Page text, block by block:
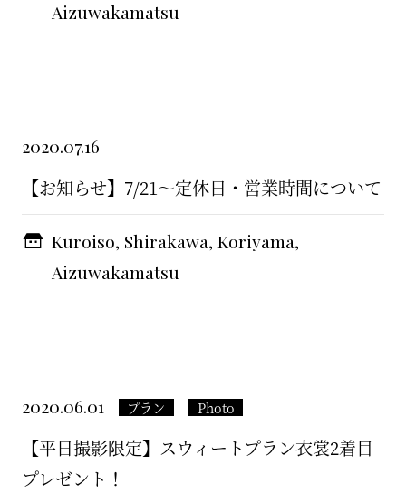
Aizuwakamatsu
2020.07.16
【お知らせ】7/21〜定休日・営業時間について
Kuroiso, Shirakawa, Koriyama,
Aizuwakamatsu
2020.06.01 プラン Photo
【平日撮影限定】スウィートプラン衣裳2着目
プレゼント！